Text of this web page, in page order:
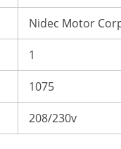
Nidec Motor
1
1075
208/230v